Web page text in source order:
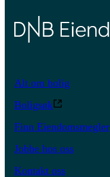
Alt om bolig
Boligsøk
Finn Eiendomsmegler
Jobbe hos oss
Kontakt oss